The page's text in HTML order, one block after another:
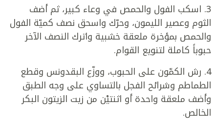
3. اسكب الفول والحمص في وعاء كبير، ثم أضف
الثوم وعصير الليمون، وحرّك واسحق نصف كميّة الفول
والحمص بمؤخرة ملعقة خشبية واترك النصف الآخر
حبوباً كاملة لتنويع القوام.
4. رش الكمّون على الحبوب، ووزّع البقدونس وقطع
الطماطم وشرائح الفجل بالتساوي على وجه الطبق
وأضف ملعقة واحدة أو اثنتيْن من زيت الزيتون البكر
الخالص.